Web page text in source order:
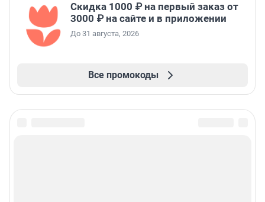
Скидка 1000 ₽ на первый заказ от
3000 ₽ на сайте и в приложении
До 31 августа, 2026
Все промокоды